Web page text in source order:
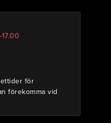
för
n förekomma vid